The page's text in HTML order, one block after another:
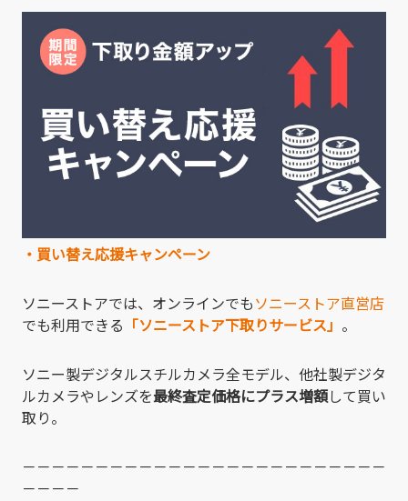
・買い替え応援キャンペーン
ソニーストアでは、オンラインでもソニーストア直営店
でも利用できる 「ソニーストア下取りサービス」 。
ソニー製デジタルスチルカメラ全モデル、他社製デジタ
ルカメラやレンズを最終査定価格にプラス増額して買い
取り。
－－－－－－－－－－－－－－－－－－－－－－－－－
－－－－